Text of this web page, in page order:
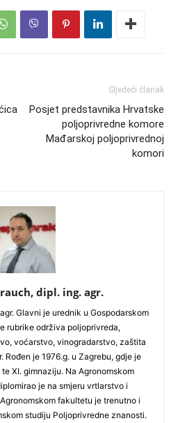
Sljedeći članak
Posjet predstavnika Hrvatske
poljoprivredne komore
Mađarskoj poljoprivrednoj
komori
dipl. ing. agr.
Glavni je urednik u Gospodarskom
rubrike održiva poljoprivreda,
voćarstvo, vinogradarstvo, zaštita
Rođen je 1976.g. u Zagrebu, gdje je
XI. gimnaziju. Na Agronomskom
je na smjeru vrtlarstvo i
fakultetu je trenutno i
studiju Poljoprivredne znanosti.